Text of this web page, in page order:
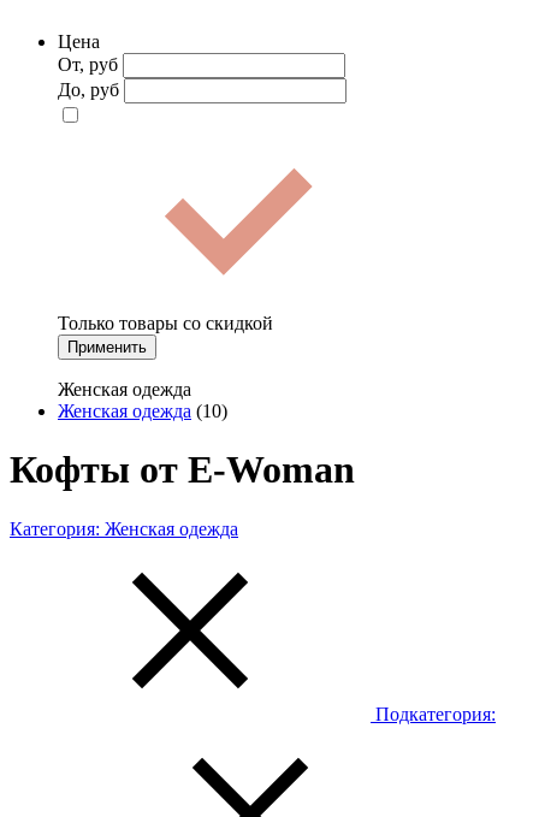
Цена
От, руб
До, руб
Только товары со скидкой
Применить
Женская одежда
Женская одежда (10)
Кофты от E-Woman
Категория: Женская одежда
Подкатегория: